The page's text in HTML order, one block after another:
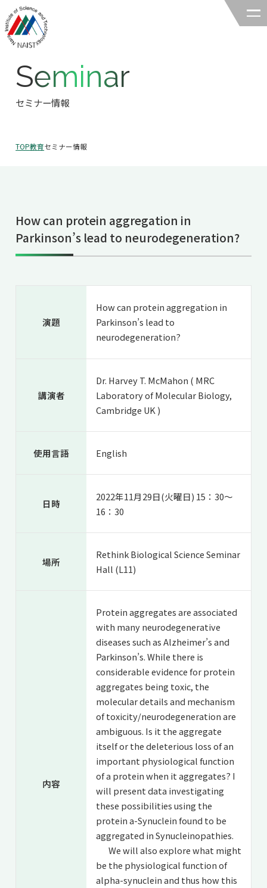
奈良先端科学技術大学院大学
領域の概要・特色
領域賞の紹介
研究室一覧
NAIST Edge BIO
教育TOP
研究室への配属
5年一貫コースの
国際化教育プログラム
国際バイオゼミナール
海外ラボインターンシップ
国際学生ワークショップ
キャリア
就職実績
卒業生の声
就職支援
アクセス
お問い
合わせ
受験生の方へ
在学生の方へ
教職員の方へ
企業・研究者の方へ
Seminar
セミナー情報
TOP教育セミナー情報
How can protein aggregation in
Parkinson’s lead to neurodegeneration?
演題
How can protein aggregation in
Parkinson’s lead to
neurodegeneration?
講演者
Dr. Harvey T. McMahon ( MRC
Laboratory of Molecular Biology,
Cambridge UK )
使用言語 English
日時
2022年11月29日(火曜日) 15：30～
16：30
場所
Rethink Biological Science Seminar
Hall (L11)
内容
Protein aggregates are associated
with many neurodegenerative
diseases such as Alzheimer’s and
Parkinson’s. While there is
considerable evidence for protein
aggregates being toxic, the
molecular details and mechanism
of toxicity/neurodegeneration are
ambiguous. Is it the aggregate
itself or the deleterious loss of an
important physiological function
of a protein when it aggregates? I
will present data investigating
these possibilities using the
protein a-Synuclein found to be
aggregated in Synucleinopathies.
We will also explore what might
be the physiological function of
alpha-synuclein and thus how this